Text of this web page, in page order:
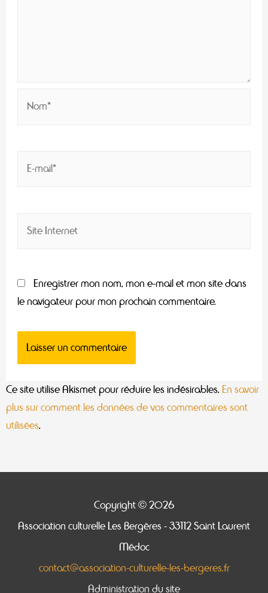
Enregistrer mon nom, mon e-mail et mon site dans
le navigateur pour mon prochain commentaire.
Ce site utilise Akismet pour réduire les indésirables. En savoir
plus sur comment les données de vos commentaires sont
utilisées.
Copyright © 2026
Association culturelle Les Bergères- 33112 Saint Laurent
Médoc
contact@association-culturelle-les-bergeres.fr
Administration du site